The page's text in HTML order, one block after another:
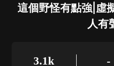
這個野怪有點強|虛
人有
3.1k -